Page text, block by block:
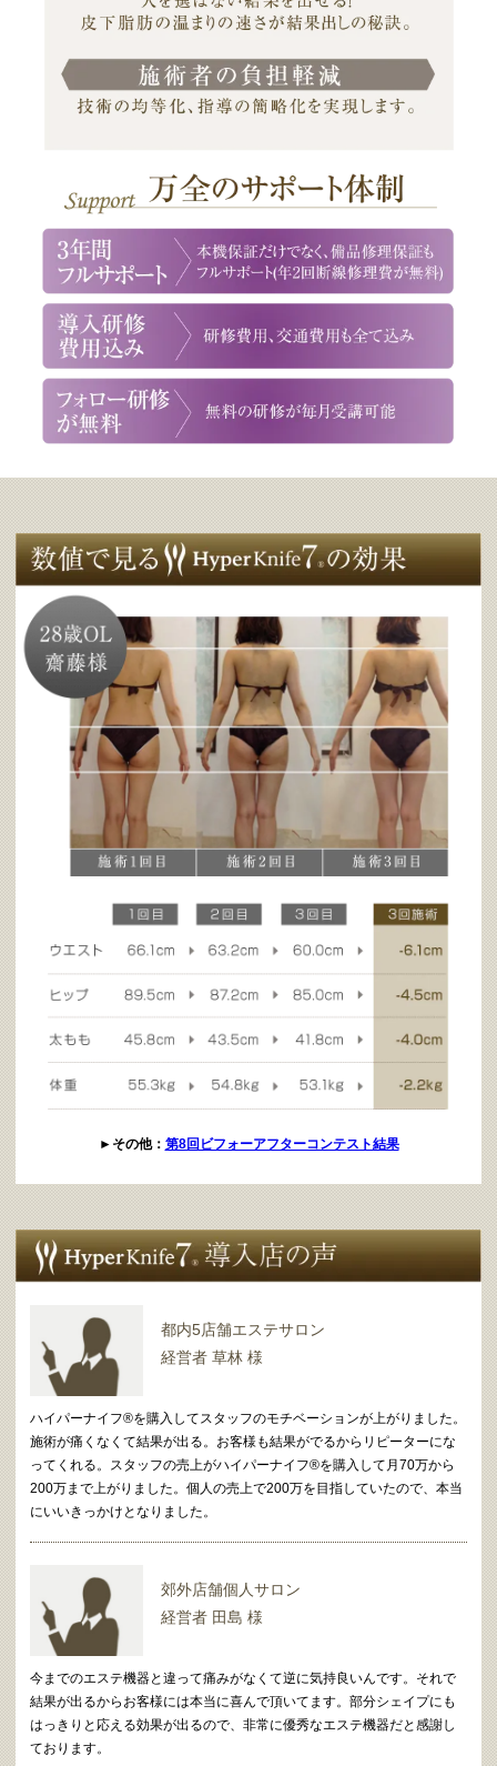
►その他： 第8回ビフォーアフターコンテスト結果
都内5店舗エステサロン
経営者 草林 様
ハイパーナイフ®を購入してスタッフのモチベーションが上がりました。
施術が痛くなくて結果が出る。お客様も結果がでるからリピーターにな
ってくれる。スタッフの売上がハイパーナイフ®を購入して月70万から
200万まで上がりました。個人の売上で200万を目指していたので、本当
にいいきっかけとなりました。
郊外店舗個人サロン
経営者 田島 様
今までのエステ機器と違って痛みがなくて逆に気持良いんです。それで
結果が出るからお客様には本当に喜んで頂いてます。部分シェイプにも
はっきりと応える効果が出るので、非常に優秀なエステ機器だと感謝し
ております。